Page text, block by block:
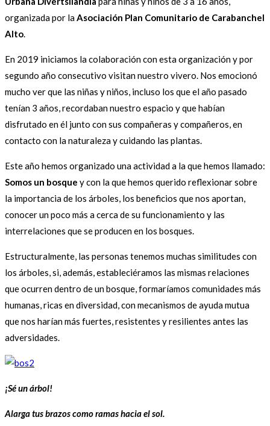
organizada por laAsociación Plan Comunitario de Carabanchel
Alto.
En 2019 iniciamos la colaboración con esta organización y por
segundo año consecutivo visitan nuestro vivero. Nos emocionó
mucho ver que las niñas y niños, incluso los que el año pasado
tenían 3 años, recordaban nuestro espacio y que habían
disfrutado en él junto con sus compañeras y compañeros, en
contacto con la naturaleza y cuidando las plantas.
Este año hemos organizado una actividad a la que hemos llamado:
Somos un bosque y con la que hemos querido reflexionar sobre
la importancia de los árboles, los beneficios que nos aportan,
conocer un poco más a cerca de su funcionamiento y las
interrelaciones que se producen en los bosques.
Estructuralmente, las personas tenemos muchas similitudes con
los árboles, si, además, estableciéramos las mismas relaciones
que ocurren dentro de un bosque, formaríamos comunidades más
humanas, ricas en diversidad, con mecanismos de ayuda mutua
que nos harían más fuertes, resistentes y resilientes antes las
adversidades.
¡Sé un árbol!
Alarga tus brazos como ramas hacia el sol.